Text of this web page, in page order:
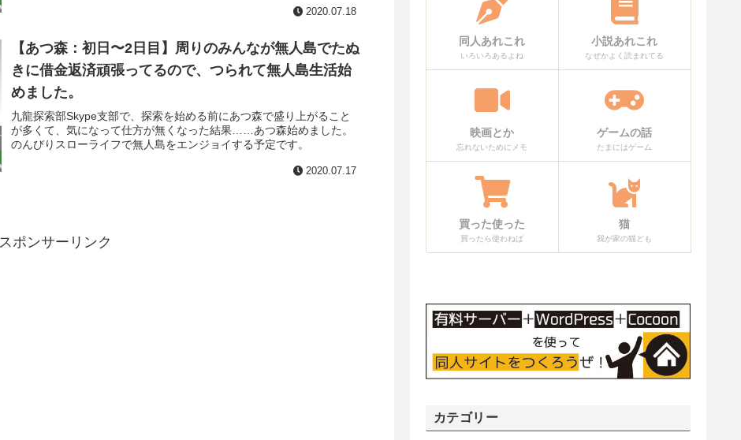
2020.07.18
【あつ森：初日〜2日目】周りのみんなが無人島でたぬ
きに借金返済頑張ってるので、つられて無人島生活始
めました。
九龍探索部Skype支部で、探索を始める前にあつ森で盛り上がること
が多くて、気になって仕方が無くなった結果……あつ森始めました。
のんびりスローライフで無人島をエンジョイする予定です。
2020.07.17
スポンサーリンク
同人あれこれ
いろいろあるよね
小説あれこれ
なぜかよく読まれてる
映画とか
忘れないためにメモ
ゲームの話
たまにはゲーム
買った使った
買ったら使わねば
猫
我が家の猫ども
カテゴリー